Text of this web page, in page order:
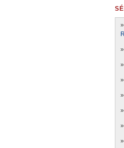
»
»
»
»
»
»
»
»